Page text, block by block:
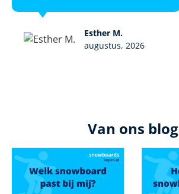
Esther M.
augustus, 2026
Van ons blog